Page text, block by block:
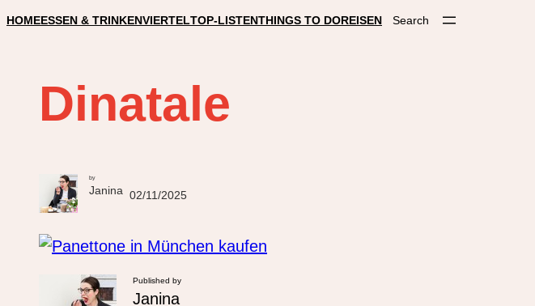
HOMEESSEN & TRINKENVIERTELTOP-LISTENTHINGS TO DOREISEN Search
Dinatale
by
Janina 02/11/2025
Published by
Janina